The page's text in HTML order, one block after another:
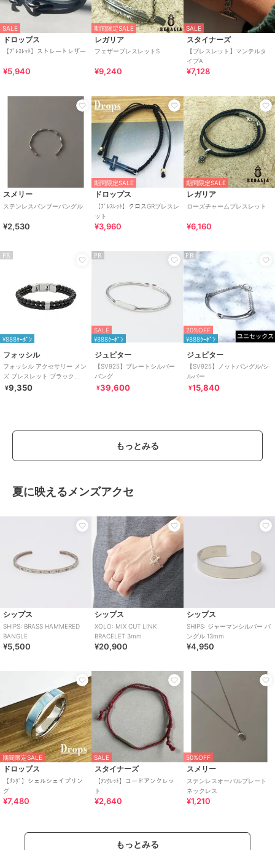
SALE
ドロップス
【ﾌﾞﾚｽﾚｯﾄ】ストレートレザー
¥5,940
期間限定SALE
レガリア
フェザーブレスレットS
¥9,240
SALE
スタイナーズ
【ブレスレット】マンテルタ
イプA
¥7,128
スメリー
ステンレスバンブーバングル
¥2,530
期間限定SALE
ドロップス
【ﾌﾞﾚｽﾚｯﾄ】クロスGRブレスレ
ット
¥3,960
期間限定SALE
レガリア
ローズチャームブレスレット
¥6,160
PR
¥888ｸｰﾎﾟﾝ
フォッシル
フォッシル アクセサリー メン
ズ ブレスレット ブラック
JF02763040
¥9,350
PR
SALE
¥888ｸｰﾎﾟﾝ
ジュピター
【SV925】プレートシルバー
バング
¥39,600
PR
20%OFF
¥888ｸｰﾎﾟﾝ
ジュピター
【SV925】ノットバングル/シ
ルバー
¥15,840
もっとみる
夏に映えるメンズアクセ
シップス
SHIPS: BRASS HAMMERED
BANGLE
¥5,500
シップス
XOLO: MIX CUT LINK
BRACELET 3mm
¥20,900
シップス
SHIPS: ジャーマンシルバー バ
ングル 13mm
¥4,950
期間限定SALE
ドロップス
【ﾘﾝｸﾞ】シェルシェイプリン
グ
¥7,480
SALE
スタイナーズ
【ｱﾝｸﾚｯﾄ】コードアンクレッ
ト
¥2,640
50%OFF
スメリー
ステンレスオーバルプレート
ネックレス
¥1,210
もっとみる